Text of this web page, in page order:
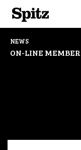
NEWS
ON-LINE